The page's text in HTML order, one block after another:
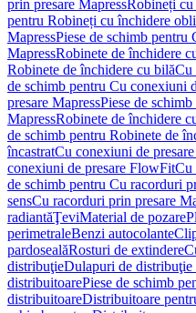
prin presare MapressRobineți
pentru Robineți cu închidere
MapressPiese de schimb pentru
MapressRobinete de închidere
Robinete de închidere cu bilăCu
de schimb pentru Cu conexiuni
presare MapressPiese de
MapressRobinete de închidere
de schimb pentru Robinete de
încastratCu conexiuni de
conexiuni de presare FlowFitCu
de schimb pentru Cu racorduri
sensCu racorduri prin presare
radiantăŢeviMaterial de pozare
perimetraleBenzi autocolante
pardosealăRosturi de extindere
distribuţieDulapuri de distribuţie
distribuitoarePiese de schimb
distribuitoareDistribuitoare